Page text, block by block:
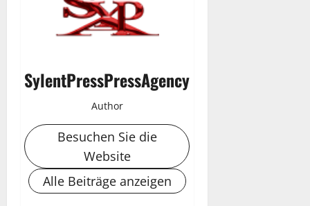
SylentPressPressAgency
Author
Besuchen Sie die
Website
Alle Beiträge anzeigen